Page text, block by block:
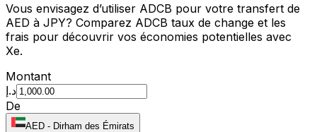
Vous envisagez d’utiliser ADCB pour votre transfert de
AED à JPY? Comparez ADCB taux de change et les
frais pour découvrir vos économies potentielles avec
Xe.
Montant
د.إ
De
AED - Dirham des Émirats